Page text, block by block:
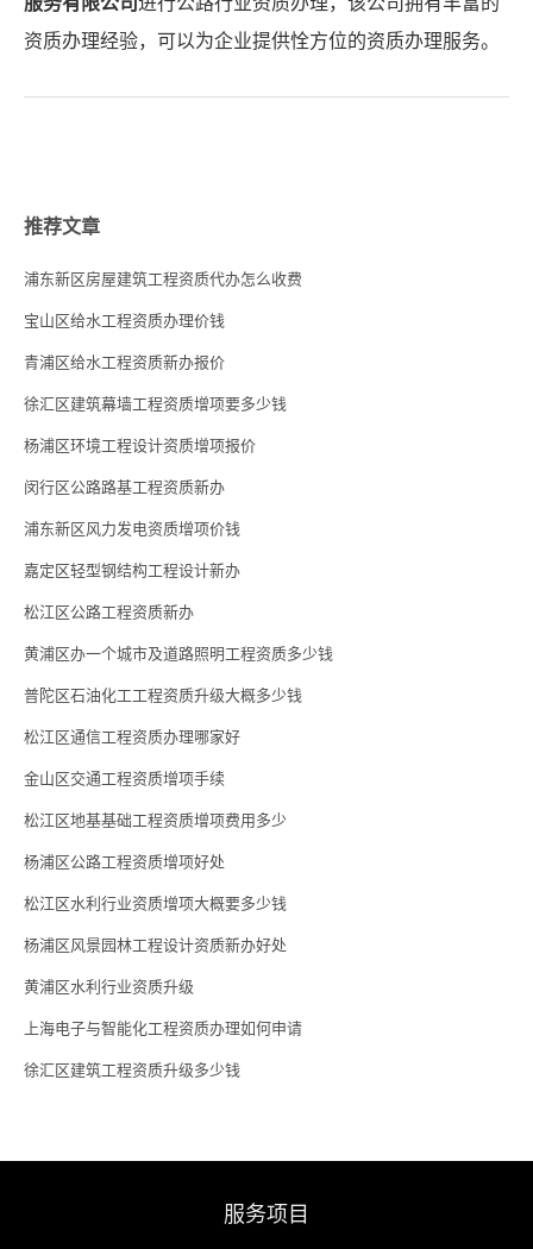
资质办理经验，可以为企业提供恮方位的资质办理服务。
推荐文章
浦东新区房屋建筑工程资质代办怎么收费
宝山区给水工程资质办理价钱
青浦区给水工程资质新办报价
徐汇区建筑幕墙工程资质增项要多少钱
杨浦区环境工程设计资质增项报价
闵行区公路路基工程资质新办
浦东新区风力发电资质增项价钱
嘉定区轻型钢结构工程设计新办
松江区公路工程资质新办
黄浦区办一个城市及道路照明工程资质多少钱
普陀区石油化工工程资质升级大概多少钱
松江区通信工程资质办理哪家好
金山区交通工程资质增项手续
松江区地基基础工程资质增项费用多少
杨浦区公路工程资质增项好处
松江区水利行业资质增项大概要多少钱
杨浦区风景园林工程设计资质新办好处
黄浦区水利行业资质升级
上海电子与智能化工程资质办理如何申请
徐汇区建筑工程资质升级多少钱
服务项目